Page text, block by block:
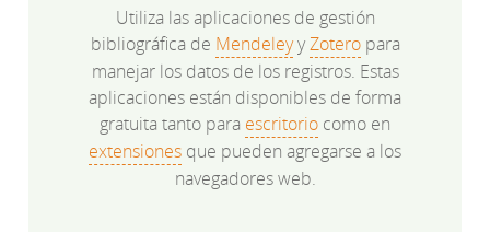
Utiliza las aplicaciones de gestión
bibliográfica de MendeleyyZoteropara
manejar los datos de los registros. Estas
aplicaciones están disponibles de forma
gratuita tanto para escritorio como en
extensiones que pueden agregarse a los
navegadores web.